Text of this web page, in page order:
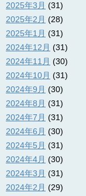
2025年3月 (31)
2025年2月 (28)
2025年1月 (31)
2024年12月 (31)
2024年11月 (30)
2024年10月 (31)
2024年9月 (30)
2024年8月 (31)
2024年7月 (31)
2024年6月 (30)
2024年5月 (31)
2024年4月 (30)
2024年3月 (31)
2024年2月 (29)